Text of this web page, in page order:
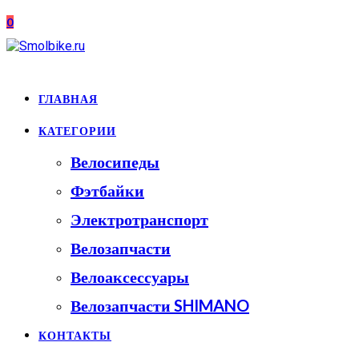
Перейти
к
содержимому
0
ГЛАВНАЯ
КАТЕГОРИИ
Велосипеды
Фэтбайки
Электротранспорт
Велозапчасти
Велоаксессуары
Велозапчасти SHIMANO
КОНТАКТЫ